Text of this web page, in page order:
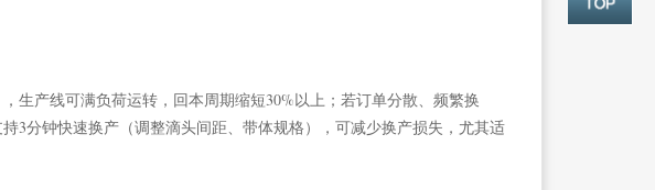
生产线可满负荷运转，回本周期缩短30%以上；若订单分散、频繁换
3分钟快速换产（调整滴头间距、带体规格），可减少换产损失，尤其适